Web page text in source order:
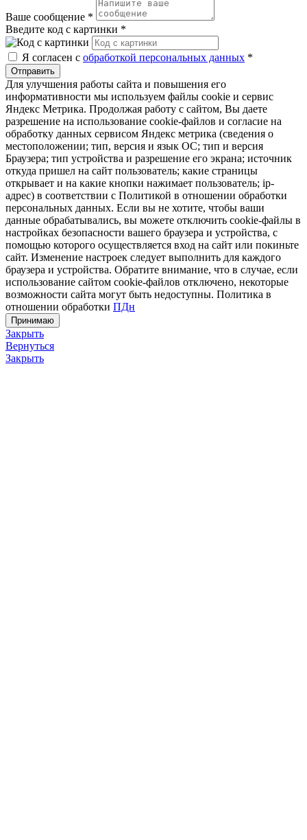
Ваше сообщение *
Введите код с картинки *
Я согласен с обработкой персональных данных *
Отправить
Для улучшения работы сайта и повышения его
информативности мы используем файлы cookie и сервис
Яндекс Метрика. Продолжая работу с сайтом, Вы даете
разрешение на использование cookie-файлов и согласие на
обработку данных сервисом Яндекс метрика (сведения о
местоположении; тип, версия и язык ОС; тип и версия
Браузера; тип устройства и разрешение его экрана; источник
откуда пришел на сайт пользователь; какие страницы
открывает и на какие кнопки нажимает пользователь; ip-
адрес) в соответствии с Политикой в отношении обработки
персональных данных. Если вы не хотите, чтобы ваши
данные обрабатывались, вы можете отключить cookie-файлы в
настройках безопасности вашего браузера и устройства, с
помощью которого осуществляется вход на сайт или покиньте
сайт. Изменение настроек следует выполнить для каждого
браузера и устройства. Обратите внимание, что в случае, если
использование сайтом cookie-файлов отключено, некоторые
возможности сайта могут быть недоступны. Политика в
отношении обработки ПДн
Принимаю
Закрыть
Вернуться
Закрыть